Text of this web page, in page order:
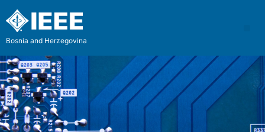
Bosnia and Herzegovina